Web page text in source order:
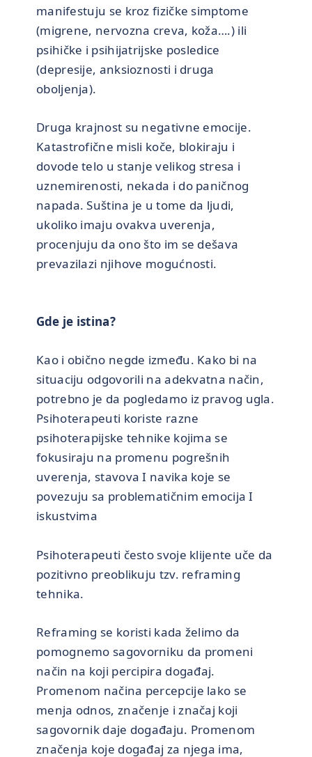
manifestuju se kroz fizičke simptome
(migrene, nervozna creva, koža….) ili
psihičke i psihijatrijske posledice
(depresije, anksioznosti i druga
oboljenja).
Druga krajnost su negativne emocije.
Katastrofične misli koče, blokiraju i
dovode telo u stanje velikog stresa i
uznemirenosti, nekada i do paničnog
napada. Suština je u tome da ljudi,
ukoliko imaju ovakva uverenja,
procenjuju da ono što im se dešava
prevazilazi njihove mogućnosti.
Gde je istina?
Kao i obično negde između. Kako bi na
situaciju odgovorili na adekvatna način,
potrebno je da pogledamo iz pravog ugla.
Psihoterapeuti koriste razne
psihoterapijske tehnike kojima se
fokusiraju na promenu pogrešnih
uverenja, stavova I navika koje se
povezuju sa problematičnim emocija I
iskustvima
Psihoterapeuti često svoje klijente uče da
pozitivno preoblikuju tzv. reframing
tehnika.
Reframing se koristi kada želimo da
pomognemo sagovorniku da promeni
način na koji percipira događaj.
Promenom načina percepcije lako se
menja odnos, značenje i značaj koji
sagovornik daje događaju. Promenom
značenja koje događaj za njega ima,